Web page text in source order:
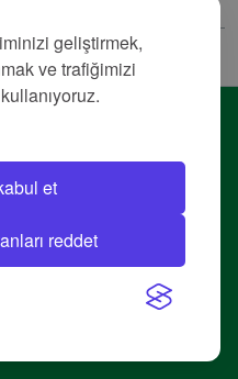
geliştirmek,
ve trafiğimizi
et
reddet